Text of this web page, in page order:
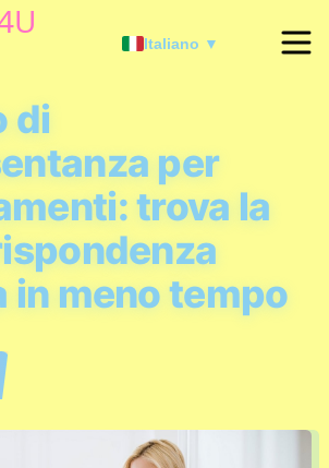
Italiano ▼
di
per
trova la
in meno tempo